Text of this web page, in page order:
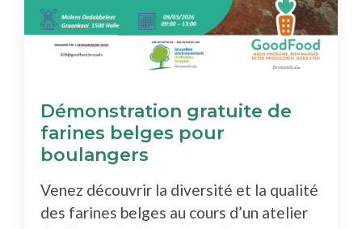
Démonstration gratuite de
farines belges pour
boulangers
Venez découvrir la diversité et la qualité
des farines belges au cours d’un atelier